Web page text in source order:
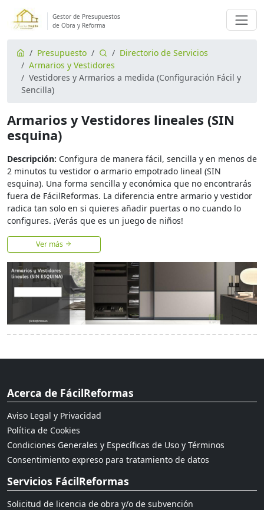
Gestor de Presupuestos
de Obra y Reforma
Presupuesto
Directorio de Servicios
Armarios y Vestidores
Vestidores y Armarios a medida (Configuración Fácil y
Sencilla)
Armarios y Vestidores lineales (SIN
esquina)
Descripción: Configura de manera fácil, sencilla y en menos de
2 minutos tu vestidor o armario empotrado lineal (SIN
esquina). Una forma sencilla y económica que no encontrarás
fuera de FácilReformas. La diferencia entre armario y vestidor
radica tan solo en si quieres añadir puertas o no cuando lo
configures. ¡Verás que es un juego de niños!
Ver más
Acerca de FácilReformas
Aviso Legal y Privacidad
Política de Cookies
Condiciones Generales y Específicas de Uso y Términos
Consentimiento expreso para tratamiento de datos
Servicios FácilReformas
Solicitud de licencia de obra y/o de subvención